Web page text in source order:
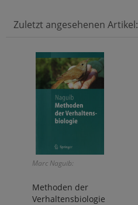
Zuletzt angesehenen Artikel:
Marc Naguib:
Methoden der
Verhaltensbiologie